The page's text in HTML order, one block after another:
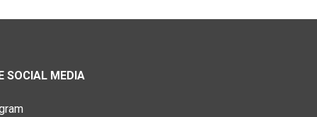
SOCIAL MEDIA